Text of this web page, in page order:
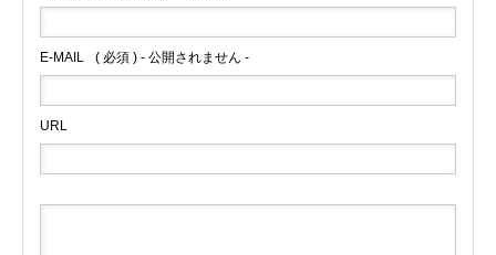
E-MAIL ( 必須 ) - 公開されません -
URL